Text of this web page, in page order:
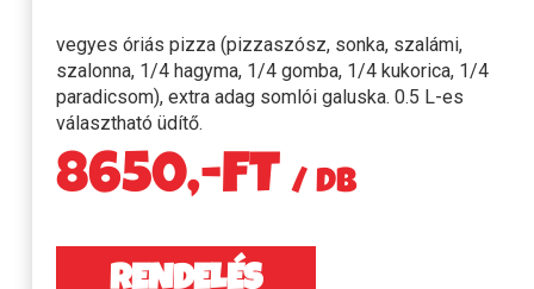
vegyes óriás pizza (pizzaszósz, sonka, szalámi,
szalonna, 1/4 hagyma, 1/4 gomba, 1/4 kukorica, 1/4
paradicsom), extra adag somlói galuska. 0.5 L-es
választható üdítő.
8650,-FT / DB